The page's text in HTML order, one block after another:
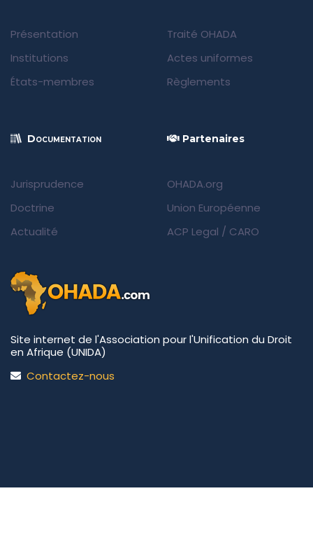
Présentation
Institutions
États-membres
Traité OHADA
Actes uniformes
Règlements
Documentation
Jurisprudence
Doctrine
Actualité
Partenaires
OHADA.org
Union Européenne
ACP Legal / CARO
Site internet de l'Association pour l'Unification du Droit
en Afrique (UNIDA)
Contactez-nous